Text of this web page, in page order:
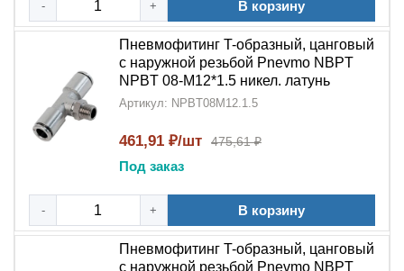
- + В корзину
Пневмофитинг T-образный, цанговый
с наружной резьбой Pnevmo NBPT
NPBT 08-M12*1.5 никел. латунь
Артикул: NPBT08M12.1.5
461,91 ₽/шт 475,61 ₽
Под заказ
- + В корзину
Пневмофитинг T-образный, цанговый
с наружной резьбой Pnevmo NBPT